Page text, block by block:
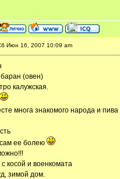
Июн 16, 2007 10:09 am
(овен)
калужская.
многа знакомого народа и пива
ее болею
косой и военкомата
зимой дом.